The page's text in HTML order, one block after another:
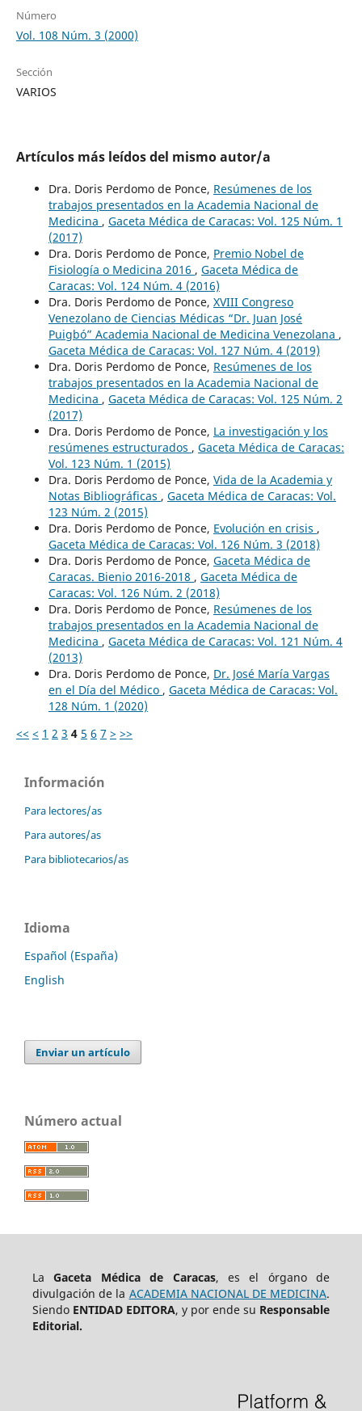
Número
Vol. 108 Núm. 3 (2000)
Sección
VARIOS
Artículos más leídos del mismo autor/a
Dra. Doris Perdomo de Ponce, Resúmenes de los
trabajos presentados en la Academia Nacional de
Medicina , Gaceta Médica de Caracas: Vol. 125 Núm. 1
(2017)
Dra. Doris Perdomo de Ponce, Premio Nobel de
Fisiología o Medicina 2016 , Gaceta Médica de
Caracas: Vol. 124 Núm. 4 (2016)
Dra. Doris Perdomo de Ponce, XVIII Congreso
Venezolano de Ciencias Médicas “Dr. Juan José
Puigbó” Academia Nacional de Medicina Venezolana ,
Gaceta Médica de Caracas: Vol. 127 Núm. 4 (2019)
Dra. Doris Perdomo de Ponce, Resúmenes de los
trabajos presentados en la Academia Nacional de
Medicina , Gaceta Médica de Caracas: Vol. 125 Núm. 2
(2017)
Dra. Doris Perdomo de Ponce, La investigación y los
resúmenes estructurados , Gaceta Médica de Caracas:
Vol. 123 Núm. 1 (2015)
Dra. Doris Perdomo de Ponce, Vida de la Academia y
Notas Bibliográficas , Gaceta Médica de Caracas: Vol.
123 Núm. 2 (2015)
Dra. Doris Perdomo de Ponce, Evolución en crisis ,
Gaceta Médica de Caracas: Vol. 126 Núm. 3 (2018)
Dra. Doris Perdomo de Ponce, Gaceta Médica de
Caracas. Bienio 2016-2018 , Gaceta Médica de
Caracas: Vol. 126 Núm. 2 (2018)
Dra. Doris Perdomo de Ponce, Resúmenes de los
trabajos presentados en la Academia Nacional de
Medicina , Gaceta Médica de Caracas: Vol. 121 Núm. 4
(2013)
Dra. Doris Perdomo de Ponce, Dr. José María Vargas
en el Día del Médico , Gaceta Médica de Caracas: Vol.
128 Núm. 1 (2020)
<< < 1 2 3 4 5 6 7 > >>
Información
Para lectores/as
Para autores/as
Para bibliotecarios/as
Idioma
Español (España)
English
Enviar un artículo
Número actual
LaGaceta Médica de Caracas, es el órgano de
divulgación de la ACADEMIA NACIONAL DE MEDICINA.
Siendo ENTIDAD EDITORA, y por ende su Responsable
Editorial.